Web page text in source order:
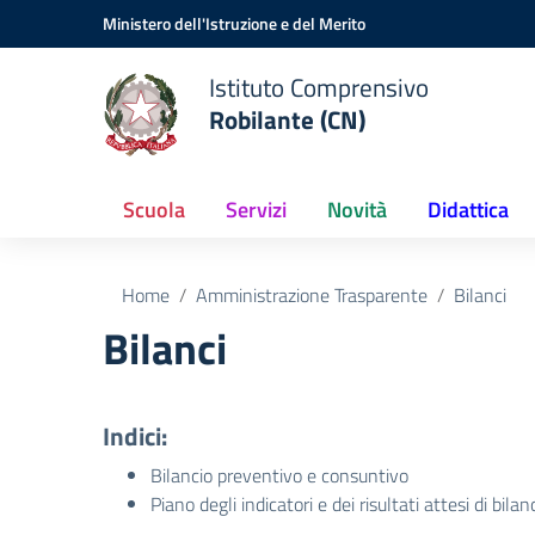
Vai ai contenuti
Vai al menu di navigazioneMinistero dell'Istruzione e del Merito
Istituto Comprensivo
Robilante (CN)
Scuola Servizi Novità Didattica
Home Amministrazione Trasparente Bilanci
Bilanci
Indici:
Bilancio preventivo e consuntivo
Piano degli indicatori e dei risultati attesi di